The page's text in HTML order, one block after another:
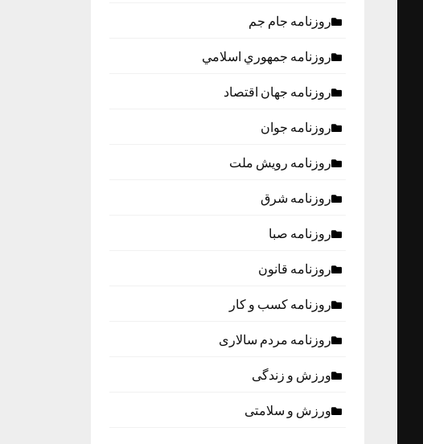
روزنامه جام جم
روزنامه جمهوري اسلامي
روزنامه جهان اقتصاد
روزنامه جوان
روزنامه رویش ملت
روزنامه شرق
روزنامه صبا
روزنامه قانون
روزنامه كسب و كار
روزنامه مردم سالاری
ورزش و زندگی
ورزش و سلامتی